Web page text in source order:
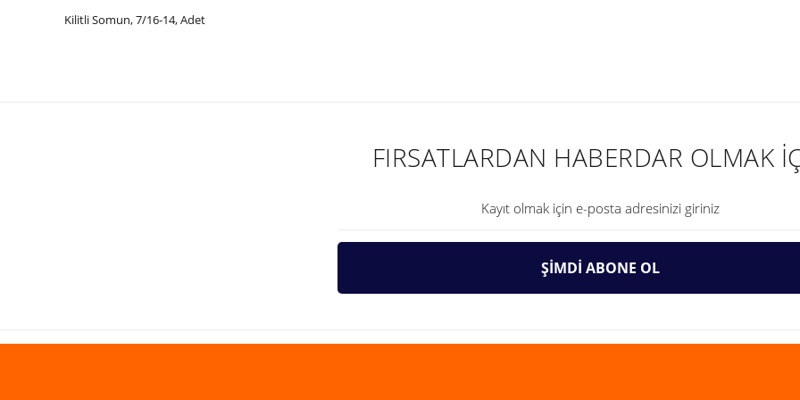
Kilitli Somun, 7/16-14, Adet
Gönder
FIRSATLARDAN HABERDAR OLMAK
ŞİMDİ ABONE OL